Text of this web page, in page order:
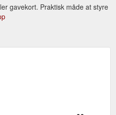
gavekort. Praktisk måde at styre